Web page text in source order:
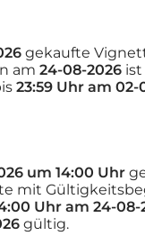
gekaufte
am 24-08-2026 ist
23:59 Uhr am 02-
um 14:00 Uhr
mit
Uhr am 24-08-
gültig.